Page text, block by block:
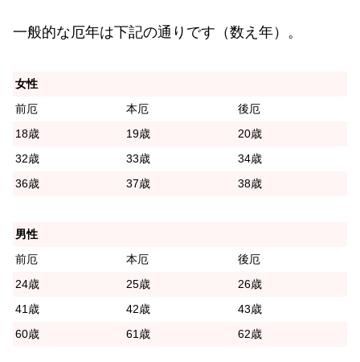
一般的な厄年は下記の通りです（数え年）。
女性
前厄
本厄
後厄
18歳
19歳
20歳
32歳
33歳
34歳
36歳
37歳 38歳
男性
前厄
本厄
後厄
24歳
25歳
26歳
41歳
42歳
43歳
60歳
61歳 62歳